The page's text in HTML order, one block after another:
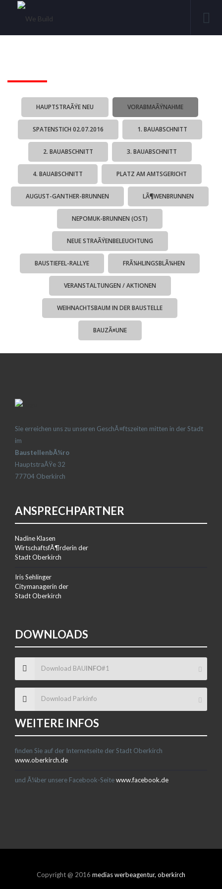
HAUPTSTRAÃŸE NEU VORABMAÃŸNAHME
SPATENSTICH 02.07.2016 1. BAUABSCHNITT
2. BAUABSCHNITT 3. BAUABSCHNITT
4. BAUABSCHNITT PLATZ AM AMTSGERICHT
AUGUST-GANTHER-BRUNNEN LÃ¶WENBRUNNEN
NEPOMUK-BRUNNEN (OST)
NEUE STRAÃŸENBELEUCHTUNG
BAUSTIEFEL-RALLYE FRÃ¼HLINGSBLÃ¼HEN
VERANSTALTUNGEN / AKTIONEN
WEIHNACHTSBAUM IN DER BAUSTELLE
BAUZÃ¤UNE
Sie erreichen uns zu unseren GeschÃ¤ftszeiten mitten in der Stadt
im
BaustellenbÃ¼ro
HauptstraÃŸe 32
77704 Oberkirch
ANSPRECHPARTNER
Nadine Klasen
WirtschaftsfÃ¶rderin der
Stadt Oberkirch
Iris Sehlinger
Citymanagerin der
Stadt Oberkirch
DOWNLOADS
Download BAUINFO#1
Download Parkinfo
WEITERE INFOS
finden Sie auf der Internetseite der Stadt Oberkirch
www.oberkirch.de
und Ã¼ber unsere Facebook-Seitewww.facebook.de
Copyright @ 2016 medias werbeagentur, oberkirch